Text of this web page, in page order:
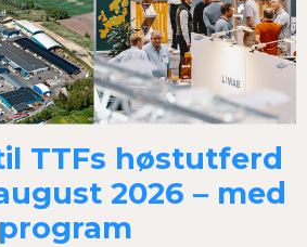
TTFs høstutferd
2026 – med